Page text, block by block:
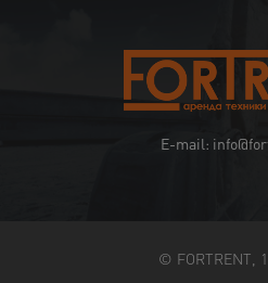
E-mail:
© FORTRENT,